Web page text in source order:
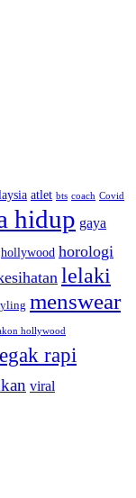
atlet bts coach Covid
hidup gaya
hollywood horologi
lelaki
menswear
hollywood
rapi
viral